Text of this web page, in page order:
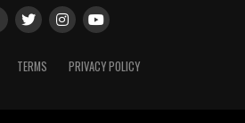
TERMS PRIVACY POLICY